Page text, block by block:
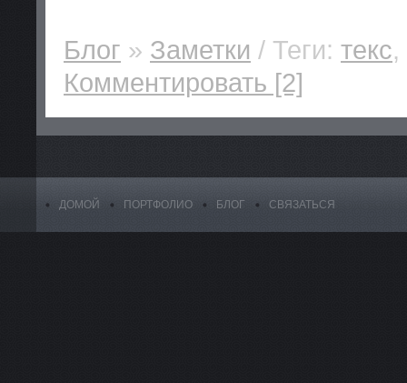
Блог » Заметки / Теги: текс,
Комментировать [2]
ДОМОЙ ПОРТФОЛИО БЛОГ СВЯЗАТЬСЯ